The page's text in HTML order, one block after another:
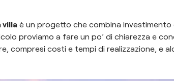
è un progetto che combina investimento
proviamo a fare un po’ di chiarezza e
compresi costi e tempi di realizzazione, e